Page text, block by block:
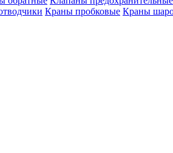
Краны пробковые Краны